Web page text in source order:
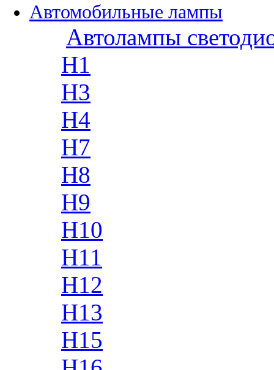
Автомобильные лампы
Автолампы
H1
H3
H4
H7
H8
H9
H10
H11
H12
H13
H15